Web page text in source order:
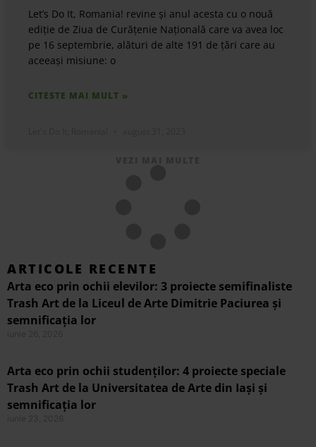
Let’s Do It, Romania! revine și anul acesta cu o nouă
ediție de Ziua de Curățenie Națională care va avea loc
pe 16 septembrie, alături de alte 191 de țări care au
aceeași misiune: o
CITESTE MAI MULT »
ARTICOLE RECENTE
Arta eco prin ochii elevilor: 3 proiecte semifinaliste
Trash Art de la Liceul de Arte Dimitrie Paciurea și
semnificația lor
Arta eco prin ochii studenților: 4 proiecte speciale
Trash Art de la Universitatea de Arte din Iași și
semnificația lor